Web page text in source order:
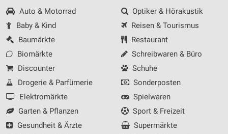
Auto & Motorrad
Baby & Kind
Baumärkte
Biomärkte
Discounter
Drogerie & Parfümerie
Elektromärkte
Garten & Pflanzen
Gesundheit & Ärzte
Optiker & Hörakustik
Reisen & Tourismus
Restaurant
Schreibwaren & Büro
Schuhe
Sonderposten
Spielwaren
Sport & Freizeit
Supermärkte